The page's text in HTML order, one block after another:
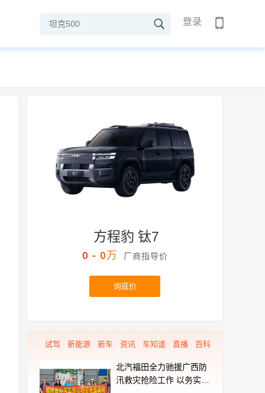
登录
方程豹 钛7
0 - 0万 厂商指导价
询底价
试驾 新能源 新车 资讯 车知道 直播 百科
北汽福田全力驰援广西防
汛救灾抢险工作 以务实行